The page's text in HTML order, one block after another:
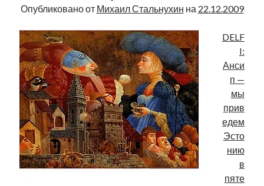
Опубликовано от Михаил Стальнухин на 22.12.2009
DELF
I:
Анси
п —
мы
прив
едем
Эсто
нию
в
пяте